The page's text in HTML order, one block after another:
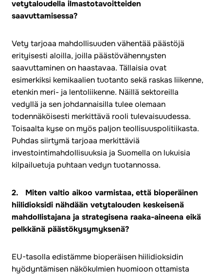
vetytaloudella ilmastotavoitteiden
saavuttamisessa?
Vety tarjoaa mahdollisuuden vähentää päästöjä
erityisesti aloilla, joilla päästövähennysten
saavuttaminen on haastavaa. Tällaisia ovat
esimerkiksi kemikaalien tuotanto sekä raskas liikenne,
etenkin meri- ja lentoliikenne. Näillä sektoreilla
vedyllä ja sen johdannaisilla tulee olemaan
todennäköisesti merkittävä rooli tulevaisuudessa.
Toisaalta kyse on myös paljon teollisuuspolitiikasta.
Puhdas siirtymä tarjoaa merkittäviä
investointimahdollisuuksia ja Suomella on lukuisia
kilpailuetuja puhtaan vedyn tuotannossa.
2. Miten valtio aikoo varmistaa, että bioperäinen
hiilidioksidi nähdään vetytalouden keskeisenä
mahdollistajana ja strategisena raaka-aineena eikä
pelkkänä päästökysymyksenä?
EU-tasolla edistämme bioperäisen hiilidioksidin
hyödyntämisen näkökulmien huomioon ottamista